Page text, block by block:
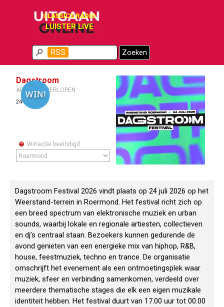
CLASSICS RADIO
LUISTER LIVE
Zoeken
RSS
Menu overslaan
Dagstroom
ARCHIEF / VERLOPEN
24-07-2026
Winactie beeindigd
Dagstroom Festival 2026 vindt plaats op 24 juli 2026 op het
Weerstand-terrein in Roermond. Het festival richt zich op
een breed spectrum van elektronische muziek en urban
sounds, waarbij lokale en regionale artiesten, collectieven
en dj’s centraal staan. Bezoekers kunnen gedurende de
avond genieten van een energieke mix van hiphop, R&B,
house, feestmuziek, techno en trance. De organisatie
omschrijft het evenement als een ontmoetingsplek waar
muziek, sfeer en verbinding samenkomen, verdeeld over
meerdere thematische stages die elk een eigen muzikale
identiteit hebben. Het festival duurt van 17.00 uur tot 00.00